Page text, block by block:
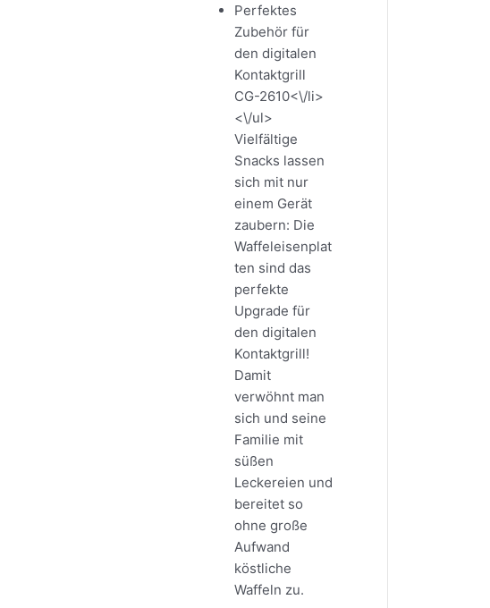
Perfektes
Zubehör für
den digitalen
Kontaktgrill
CG-2610<\/li>
<\/ul>
Vielfältige
Snacks lassen
sich mit nur
einem Gerät
zaubern: Die
Waffeleisenplat
ten sind das
perfekte
Upgrade für
den digitalen
Kontaktgrill!
Damit
verwöhnt man
sich und seine
Familie mit
süßen
Leckereien und
bereitet so
ohne große
Aufwand
köstliche
Waffeln zu.